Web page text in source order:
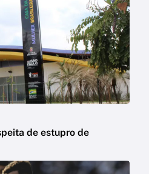
de estupro de